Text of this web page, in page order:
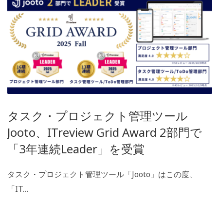
タスク・プロジェクト管理ツール
Jooto、ITreview Grid Award 2部門で
「3年連続Leader」を受賞
タスク・プロジェクト管理ツール「Jooto」はこの度、
「IT…